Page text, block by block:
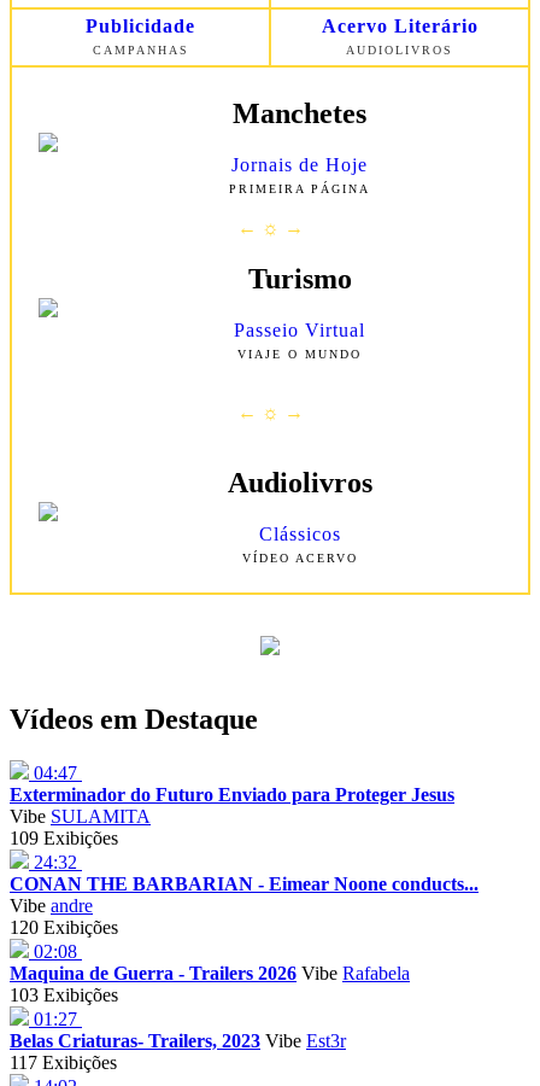
Publicidade
CAMPANHAS
Acervo Literário
AUDIOLIVROS
Manchetes
Jornais de Hoje
PRIMEIRA PÁGINA
← ☼ →
Turismo
Passeio Virtual
VIAJE O MUNDO
← ☼ →
Audiolivros
Clássicos
VÍDEO ACERVO
Vídeos em Destaque
04:47
Exterminador do Futuro Enviado para Proteger Jesus
Vibe SULAMITA
109 Exibições
24:32
CONAN THE BARBARIAN - Eimear Noone conducts...
Vibe andre
120 Exibições
02:08
Maquina de Guerra - Trailers 2026 Vibe Rafabela
103 Exibições
01:27
Belas Criaturas- Trailers, 2023 Vibe Est3r
117 Exibições